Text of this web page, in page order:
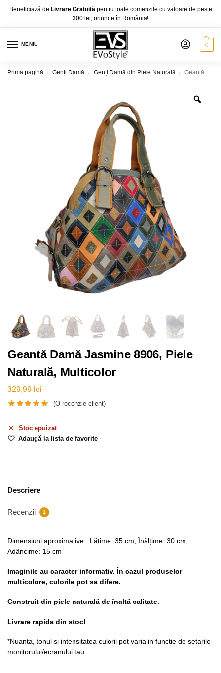
Beneficiază de Livrare Gratuită pentru toate comenzile cu valoare de peste
300 lei, oriunde în România!
MENIU 0
Prima pagină / Genți Damă / Genți Damă din Piele Naturală / Geantă Damă Jasmine 8906, Piele Naturală, Multicolor
Geantă Damă Jasmine 8906, Piele
Naturală, Multicolor
329,99 lei
(O recenzie client)
Stoc epuizat
Adaugă la lista de favorite
Descriere
Recenzii 1
Dimensiuni aproximative: Lățime: 35 cm, Înălțime: 30 cm,
Adâncime: 15 cm
Imaginile au caracter informativ. În cazul produselor
multicolore, culorile pot sa difere.
Construit din piele naturală de înaltă calitate.
Livrare rapida din stoc!
*Nuanta, tonul si intensitatea culorii pot varia in functie de setarile
monitorului/ecranului tau.